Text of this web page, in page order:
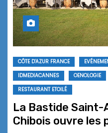
CÔTE D'AZUR FRANCE
IDMEDIACANNES
OENOLOGIE
RESTAURANT ETOILÉ
La Bastide
Chibois ouvre les